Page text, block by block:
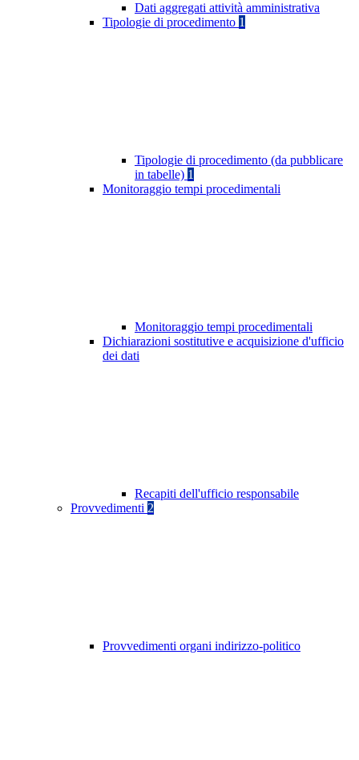
Dati aggregati attività amministrativa
Tipologie di procedimento 1
Tipologie di procedimento (da pubblicare
in tabelle) 1
Monitoraggio tempi procedimentali
Monitoraggio tempi procedimentali
Dichiarazioni sostitutive e acquisizione d'ufficio
dei dati
Recapiti dell'ufficio responsabile
Provvedimenti 2
Provvedimenti organi indirizzo-politico